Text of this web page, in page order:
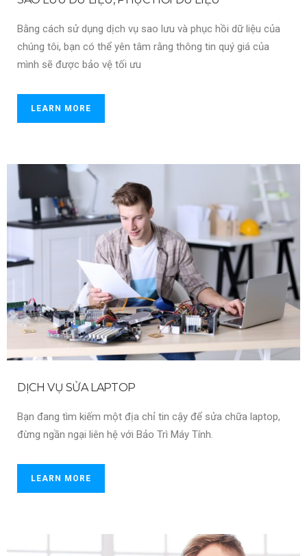
Bằng cách sử dụng dịch vụ sao lưu và phục hồi dữ liệu của
chúng tôi, bạn có thể yên tâm rằng thông tin quý giá của
mình sẽ được bảo vệ tối ưu
LEARN MORE
DỊCH VỤ SỬA LAPTOP
Bạn đang tìm kiếm một địa chỉ tin cậy để sửa chữa laptop,
đừng ngần ngại liên hệ với Bảo Trì Máy Tính.
LEARN MORE